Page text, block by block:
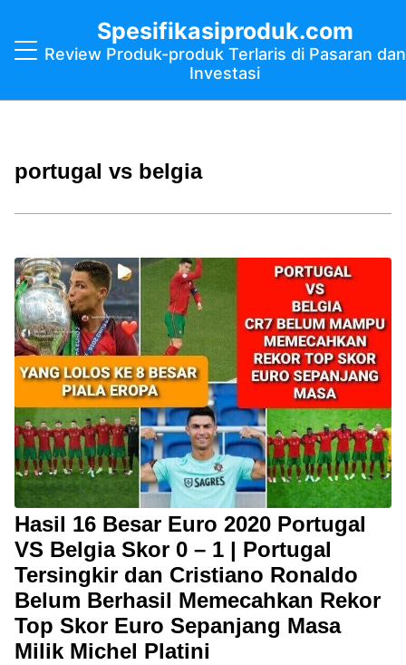
Spesifikasiproduk.com
Review Produk-produk Terlaris di Pasaran dan
Investasi
portugal vs belgia
Hasil 16 Besar Euro 2020 Portugal
VS Belgia Skor 0 – 1 | Portugal
Tersingkir dan Cristiano Ronaldo
Belum Berhasil Memecahkan Rekor
Top Skor Euro Sepanjang Masa
Milik Michel Platini